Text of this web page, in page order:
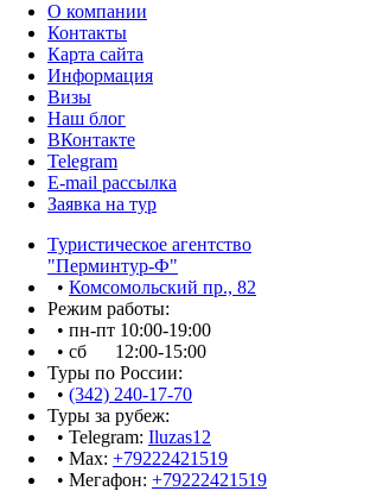
О компании
Контакты
Карта сайта
Информация
Визы
Наш блог
ВКонтакте
Telegram
E-mail рассылка
Заявка на тур
Туристическое агентство
"Перминтур-Ф"
• Комсомольский пр., 82
Режим работы:
• пн-пт 10:00-19:00
• сб 12:00-15:00
Туры по России:
• (342) 240-17-70
Туры за рубеж:
• Telegram: Iluzas12
• Max: +79222421519
• Мегафон: +79222421519